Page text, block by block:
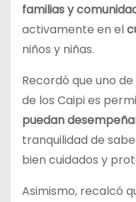
familias y
activamente en el
niños y niñas.
Recordó que uno
de los Caipi es
puedan
tranquilidad de
bien cuidados y
Asimismo, recalcó